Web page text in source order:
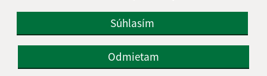
Súhlasím
Odmietam